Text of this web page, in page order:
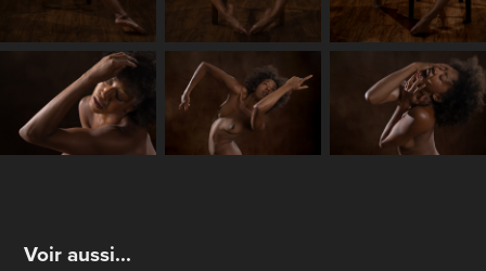
Voir aussi...